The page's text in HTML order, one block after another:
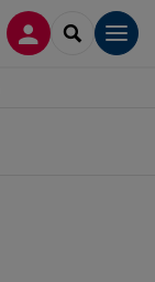
CONNEXION